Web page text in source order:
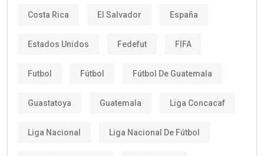
Costa Rica El Salvador España
Estados Unidos Fedefut FIFA
Futbol Fútbol Fútbol De Guatemala
Guastatoya Guatemala Liga Concacaf
Liga Nacional Liga Nacional De Fútbol